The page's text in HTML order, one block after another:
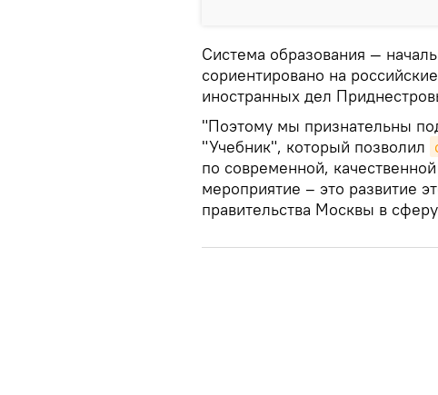
Система образования —
сориентировано на
иностранных дел
"Поэтому мы признательны
"Учебник", который позволил
по современной,
мероприятие – это развитие
правительства Москвы в